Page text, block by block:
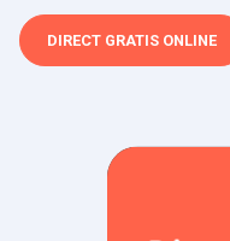
DIRECT GRATIS ONLINE